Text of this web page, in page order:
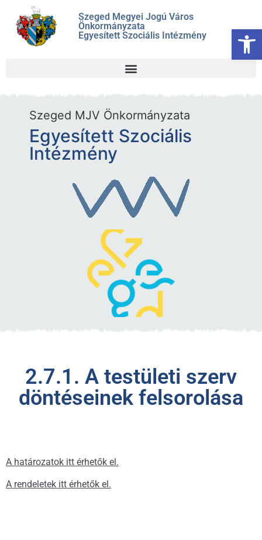
Szeged Megyei Jogú Város
Önkormányzata
Egyesített Szociális Intézmény
Szeged MJV Önkormányzata
Egyesített Szociális
Intézmény
2.7.1. A testületi szerv
döntéseinek felsorolása
A határozatok itt érhetők el.
A rendeletek itt érhetők el.